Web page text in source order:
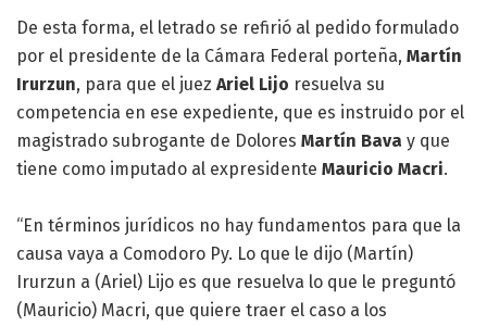
De esta forma, el letrado se refirió al pedido formulado
por el presidente de la Cámara Federal porteña, Martín
Irurzun, para que el juez Ariel Lijo resuelva su
competencia en ese expediente, que es instruido por el
magistrado subrogante de Dolores Martín Bava y que
tiene como imputado al expresidente Mauricio Macri.
“En términos jurídicos no hay fundamentos para que la
causa vaya a Comodoro Py. Lo que le dijo (Martín)
Irurzun a (Ariel) Lijo es que resuelva lo que le preguntó
(Mauricio) Macri, que quiere traer el caso a los